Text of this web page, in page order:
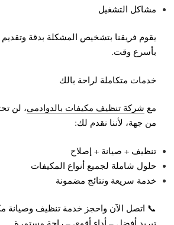
مشاكل التشغيل
يقوم فريقنا بتشخيص المشكلة بدقة
بأسرع وقت.
خدمات متكاملة لراحة بالك
مع شركة تنظيف مكيفات بالدوادمي، لن
من جهة، لأننا نقدم لك:
تنظيف + صيانة + إصلاح
حلول شاملة لجميع أنواع المكيفات
خدمة سريعة ونتائج مضمونة
📞 اتصل الآن واحجز خدمة تنظيف وصيانة